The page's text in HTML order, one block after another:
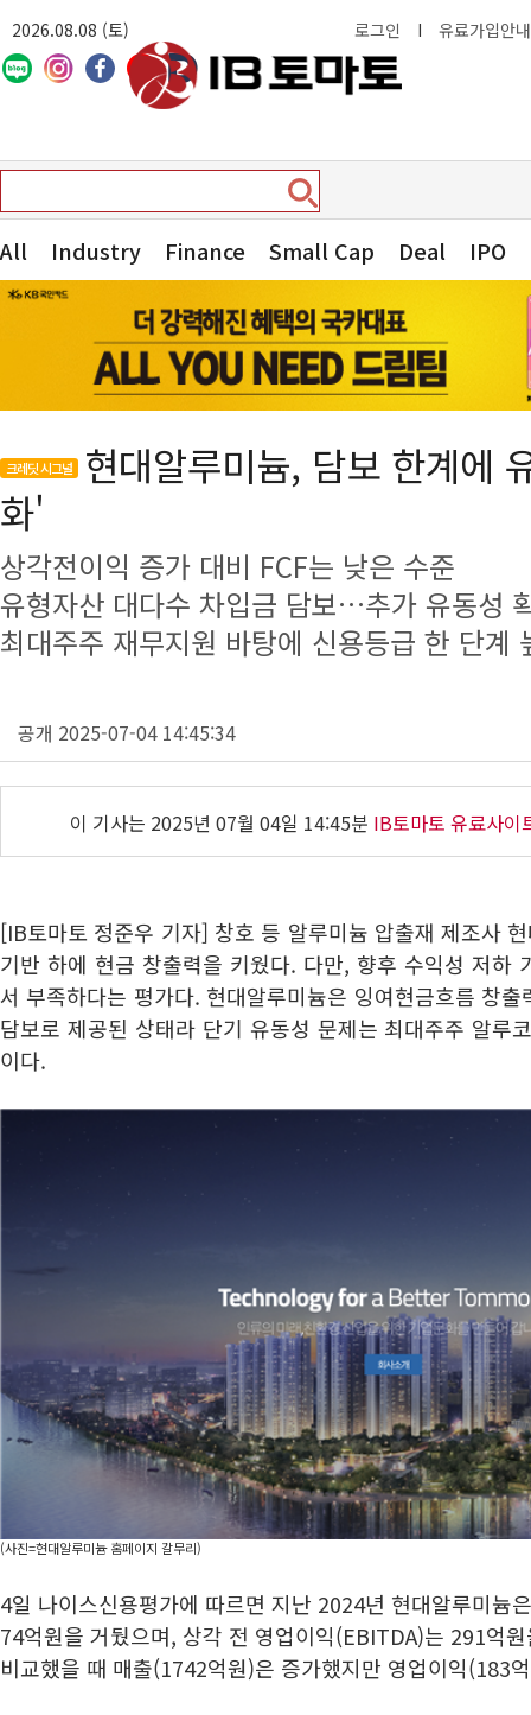
2026.08.08 (토) 로그인 I 유료가입안내
All Industry Finance Small Cap Deal IPO
크레딧 시그널
현대알루미늄, 담보 한계에
화'
상각전이익 증가 대비 FCF는 낮은 수준
유형자산 대다수 차입금 담보…추가 유동성
최대주주 재무지원 바탕에 신용등급 한 단계
공개 2025-07-04 14:45:34
이 기사는 2025년 07월 04일 14:45분 IB토마토 유료사이
[IB토마토 정준우 기자] 창호 등 알루미늄 압출재 제조사
기반 하에 현금 창출력을 키웠다. 다만, 향후 수익성 저하
서 부족하다는 평가다. 현대알루미늄은 잉여현금흐름 창
담보로 제공된 상태라 단기 유동성 문제는 최대주주 알루
이다.
(사진=현대알루미늄 홈페이지 갈무리)
4일 나이스신용평가에 따르면 지난 2024년 현대알루미늄
74억원을 거뒀으며, 상각 전 영업이익(EBITDA)는 291억
비교했을 때 매출(1742억원)은 증가했지만 영업이익(183